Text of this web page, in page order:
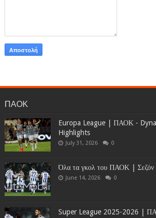
ΠΑΟΚ
Europa League | ΠΑΟΚ -
Highlights
July 31, 2026 0
Όλα τα γκολ του ΠΑΟΚ |
June 14, 2026 0
Super League 2025-2026 |